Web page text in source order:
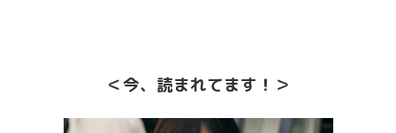
＜今、読まれてます！＞